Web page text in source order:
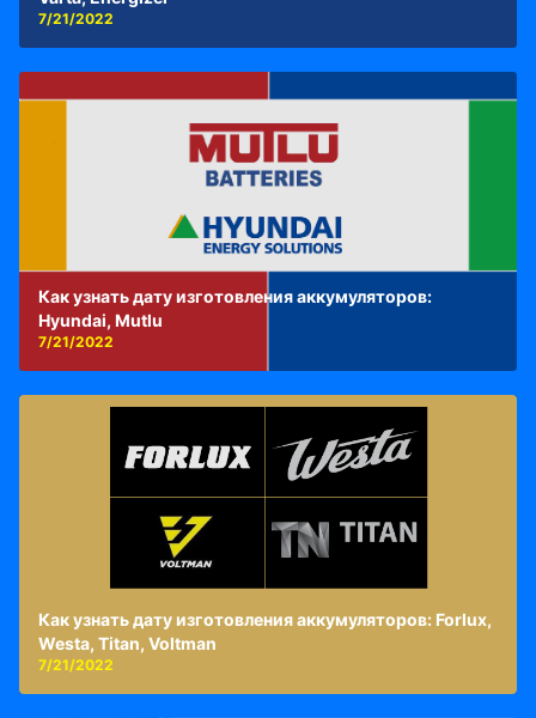
7/21/2022
Как узнать дату изготовления аккумуляторов:
Hyundai, Mutlu
7/21/2022
Как узнать дату изготовления аккумуляторов: Forlux,
Westa, Titan, Voltman
7/21/2022